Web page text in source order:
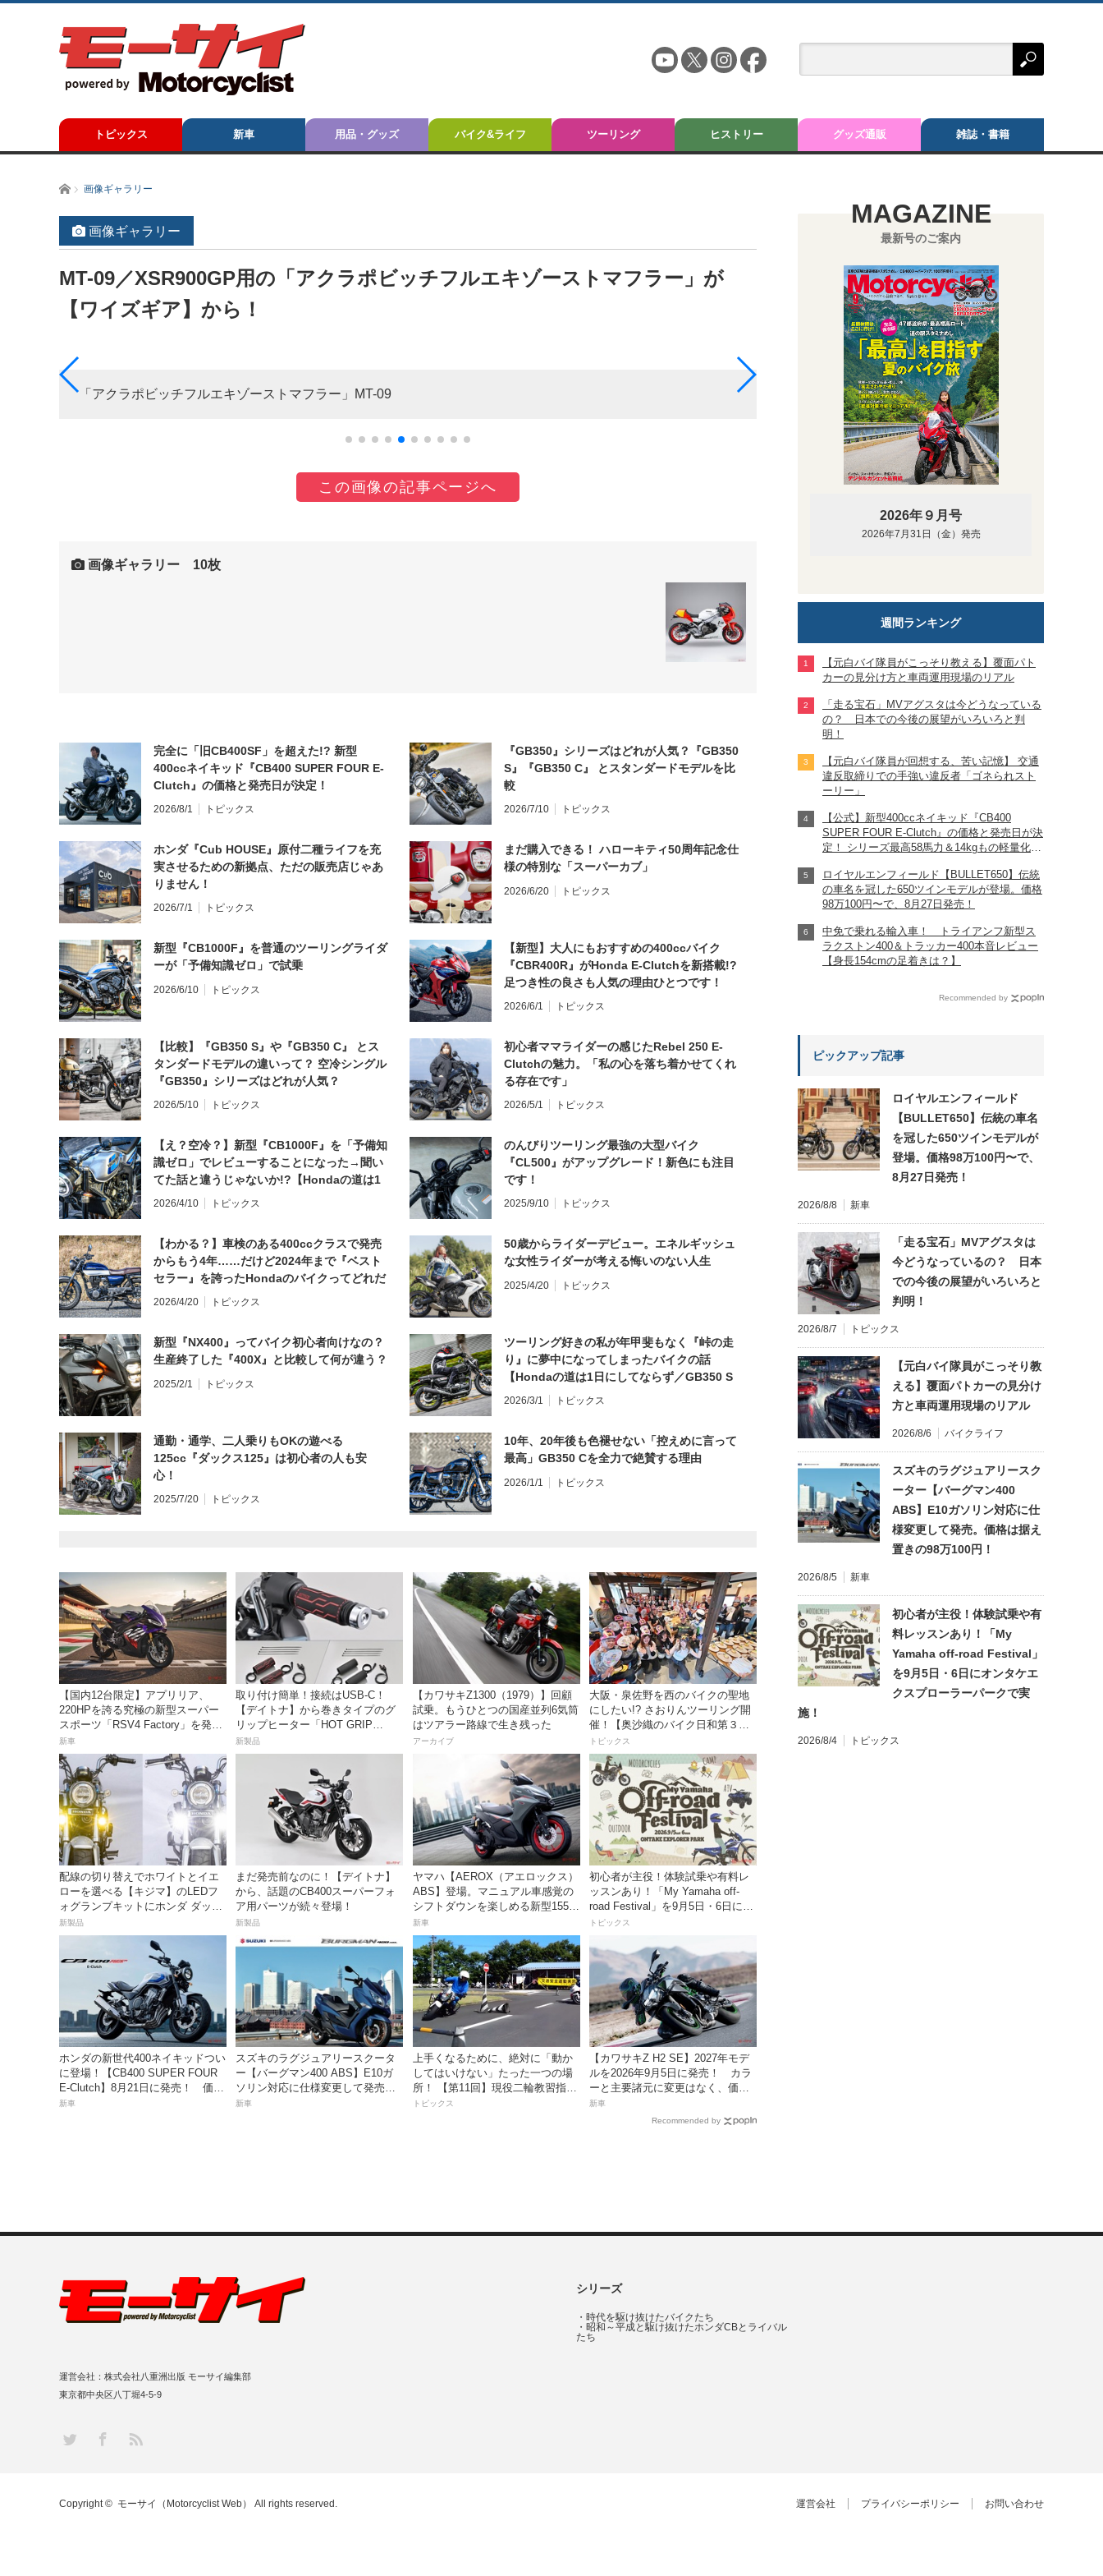
トピックス 新車 用品・グッズ バイク&ライフ ツーリング ヒストリー グッズ通販 雑誌・書籍
ホーム画像ギャラリー
画像ギャラリー
MT-09／XSR900GP用の「アクラポビッチフルエキゾーストマフラー」が
【ワイズギア】から！
「アクラポビッチフルエキゾーストマフラー」MT-09 「アクラポビッチフルエキゾーストマフラー」
この画像の記事ページへ
画像ギャラリー 10枚
完全に「旧CB400SF」を超えた!? 新型
400ccネイキッド『CB400 SUPER FOUR E-
Clutch』の価格と発売日が決定！
2026/8/1 トピックス
『GB350』シリーズはどれが人気？『GB350
S』『GB350 C』 とスタンダードモデルを比
較
2026/7/10 トピックス
ホンダ『Cub HOUSE』原付二種ライフを充
実させるための新拠点、ただの販売店じゃあ
りません！
2026/7/1 トピックス
まだ購入できる！ ハローキティ50周年記念仕
様の特別な「スーパーカブ」
2026/6/20 トピックス
新型『CB1000F』を普通のツーリングライダ
ーが「予備知識ゼロ」で試乗
2026/6/10 トピックス
【新型】大人にもおすすめの400ccバイク
『CBR400R』がHonda E-Clutchを新搭載!?
足つき性の良さも人気の理由ひとつです！
2026/6/1 トピックス
【比較】『GB350 S』や『GB350 C』 とス
タンダードモデルの違いって？ 空冷シングル
『GB350』シリーズはどれが人気？
2026/5/10 トピックス
初心者ママライダーの感じたRebel 250 E-
Clutchの魅力。「私の心を落ち着かせてくれ
る存在です」
2026/5/1 トピックス
【え？空冷？】新型『CB1000F』を「予備知
識ゼロ」でレビューすることになった→聞い
てた話と違うじゃないか!?【Hondaの道は1
日にしてならず／CB1000F ①第一印象 編】
2026/4/10 トピックス
のんびりツーリング最強の大型バイク
『CL500』がアップグレード！新色にも注目
です！
2025/9/10 トピックス
【わかる？】車検のある400ccクラスで発売
からもう4年……だけど2024年まで『ベスト
セラー』を誇ったHondaのバイクってどれだ
と思う？
2026/4/20 トピックス
50歳からライダーデビュー。エネルギッシュ
な女性ライダーが考える悔いのない人生
2025/4/20 トピックス
新型『NX400』ってバイク初心者向けなの？
生産終了した『400X』と比較して何が違う？
2025/2/1 トピックス
ツーリング好きの私が年甲斐もなく『峠の走
り』に夢中になってしまったバイクの話
【Hondaの道は1日にしてならず／GB350 S
インプレ・レビュー 前編】
2026/3/1 トピックス
通勤・通学、二人乗りもOKの遊べる
125cc『ダックス125』は初心者の人も安
心！
2025/7/20 トピックス
10年、20年後も色褪せない「控えめに言って
最高」GB350 Cを全力で絶賛する理由
2026/1/1 トピックス
【国内12台限定】アプリリア、
220HPを誇る究極の新型スーパー
スポーツ「RSV4 Factory」を発
売。価格363万円！
新車
取り付け簡単！接続はUSB-C！
【デイトナ】から巻きタイプのグ
リップヒーター「HOT GRIP
WRAP HEAT」が登場
新製品
【カワサキZ1300（1979）】回顧
試乗。もうひとつの国産並列6気筒
はツアラー路線で生き残った
アーカイブ
大阪・泉佐野を西のバイクの聖地
にしたい!? さおりんツーリング開
催！【奥沙織のバイク日和第３
回】
トピックス
配線の切り替えでホワイトとイエ
ローを選べる【キジマ】のLEDフ
ォグランプキットにホンダ ダック
ス／グロム用が登場
新製品
まだ発売前なのに！【デイトナ】
から、話題のCB400スーパーフォ
ア用パーツが続々登場！
新製品
ヤマハ【AEROX（アエロックス）
ABS】登場。マニュアル車感覚の
シフトダウンを楽しめる新型155cc
スポーツスクーター8月31日発売。
価格48万1800円
新車
初心者が主役！体験試乗や有料レ
ッスンあり！「My Yamaha off-
road Festival」を9月5日・6日にオ
ンタケエクスプローラーパークで
トピックス
ホンダの新世代400ネイキッドつい
に登場！【CB400 SUPER FOUR
E-Clutch】8月21日に発売！ 価格
99万8800円
新車
スズキのラグジュアリースクータ
ー【バーグマン400 ABS】E10ガ
ソリン対応に仕様変更して発売。
価格は据え置きの98万100円！
新車
上手くなるために、絶対に「動か
してはいけない」たった一つの場
所！ 【第11回】現役二輪教習指導
員YouTuberばくのライテク講座
トピックス
【カワサキZ H2 SE】2027年モデ
ルを2026年9月5日に発売！ カラ
ーと主要諸元に変更はなく、価格
は据え置きの247万5000円！
新車
Recommended by
MAGAZINE
最新号のご案内
2026年９月号
2026年7月31日（金）発売
週間ランキング
【元白バイ隊員がこっそり教える】覆面パト
カーの見分け方と車両運用現場のリアル
「走る宝石」MVアグスタは今どうなっている
の？ 日本での今後の展望がいろいろと判
明！
【元白バイ隊員が回想する、苦い記憶】 交通
違反取締りでの手強い違反者「ゴネられスト
ーリー」
【公式】新型400ccネイキッド『CB400
SUPER FOUR E-Clutch』の価格と発売日が決
定！ シリーズ最高58馬力＆14kgもの軽量化!?
【Honda2026新車ニュース】
ロイヤルエンフィールド【BULLET650】伝統
の車名を冠した650ツインモデルが登場。価格
98万100円〜で、8月27日発売！
中免で乗れる輸入車！ トライアンフ新型ス
ラクストン400＆トラッカー400本音レビュー
【身長154cmの足着きは？】
Recommended by
ピックアップ記事
ロイヤルエンフィールド
【BULLET650】伝統の車名
を冠した650ツインモデルが
登場。価格98万100円〜で、
8月27日発売！
2026/8/8 新車
「走る宝石」MVアグスタは
今どうなっているの？ 日本
での今後の展望がいろいろと
判明！
2026/8/7 トピックス
【元白バイ隊員がこっそり教
える】覆面パトカーの見分け
方と車両運用現場のリアル
2026/8/6 バイクライフ
スズキのラグジュアリースク
ーター【バーグマン400
ABS】E10ガソリン対応に仕
様変更して発売。価格は据え
置きの98万100円！
2026/8/5 新車
初心者が主役！体験試乗や有
料レッスンあり！「My
Yamaha off-road Festival」
を9月5日・6日にオンタケエ
クスプローラーパークで実
施！
2026/8/4 トピックス
シリーズ
・ 時代を駆け抜けたバイクたち
・ 昭和～平成と駆け抜けたホンダCBとライバル
たち
運営会社：株式会社八重洲出版 モーサイ編集部
東京都中央区八丁堀4-5-9
Twitter Facebook
RSS
運営会社 プライバシーポリシー お問い合わせ
Copyright © モーサイ（Motorcyclist Web） All rights reserved.